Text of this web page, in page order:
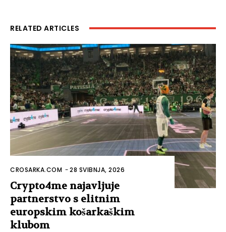
RELATED ARTICLES
CROSARKA.COM -28 SVIBNJA, 2026
Crypto4me najavljuje
partnerstvo s elitnim
europskim košarkaškim
klubom